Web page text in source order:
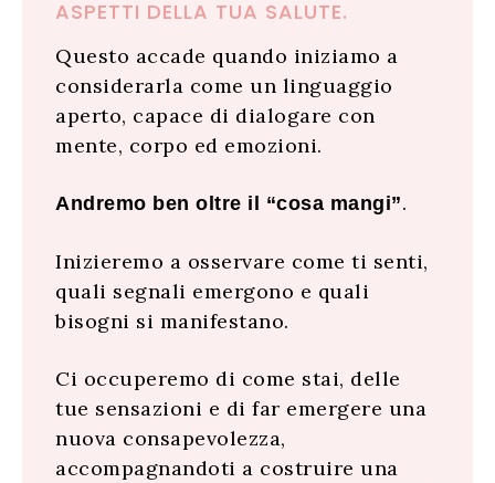
ASPETTI DELLA TUA SALUTE.
Questo accade quando iniziamo a
considerarla come un linguaggio
aperto, capace di dialogare con
mente, corpo ed emozioni.
Andremo ben oltre il “cosa mangi”.
Inizieremo a osservare come ti senti,
quali segnali emergono e quali
bisogni si manifestano.
Ci occuperemo di come stai, delle
tue sensazioni e di far emergere una
nuova consapevolezza,
accompagnandoti a costruire una